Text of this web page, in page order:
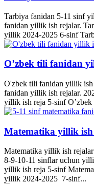
Tarbiya fanidan 5-11 sinf
fanidan yillik ish rejalar.
yillik 2024-2025 6-sinf
O’zbek tili fanidan
O'zbek tili fanidan yillik
fanidan yillik ish rejalar.
yillik ish reja 5-sinf
Matematika yillik
Matematika yillik ish
8-9-10-11 sinflar uchun
yillik ish reja 5-sinf
yillik 2024-2025 7-sinf...